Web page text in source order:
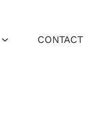
CONTACT